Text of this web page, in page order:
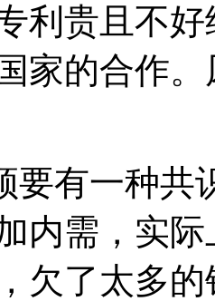
利贵且不
家的合作
要有一种共
内需，实
欠了太多